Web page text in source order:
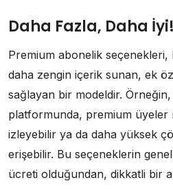
Daha Fazla, Daha İyi!
Premium abonelik seçenekleri,
daha zengin içerik sunan, ek
sağlayan bir modeldir. Örneğin,
platformunda, premium üyeler
izleyebilir ya da daha yüksek
erişebilir. Bu seçeneklerin
ücreti olduğundan, dikkatli bir